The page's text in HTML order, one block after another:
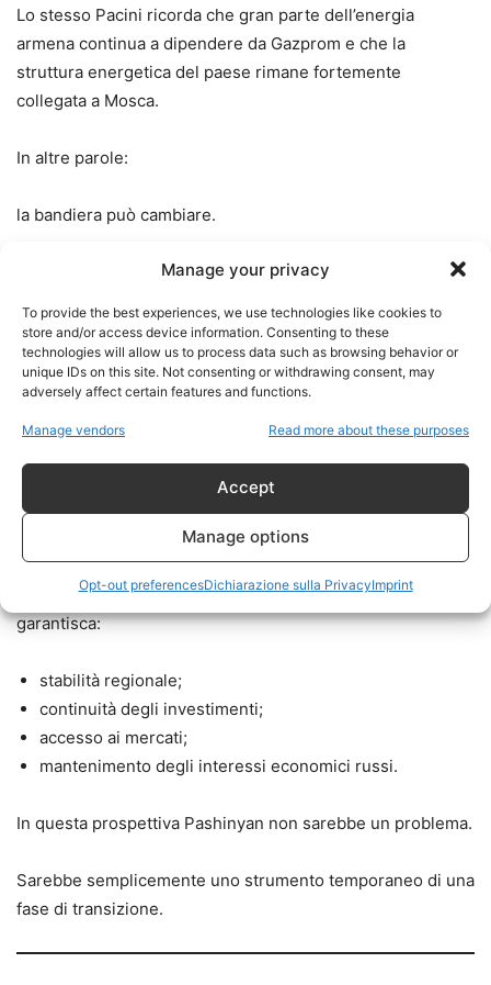
Manage your privacy
To provide the best experiences, we use technologies like cookies to
store and/or access device information. Consenting to these
technologies will allow us to process data such as browsing behavior or
unique IDs on this site. Not consenting or withdrawing consent, may
adversely affect certain features and functions.
Manage vendors Read more about these purposes
Accept
Manage options
Opt-out preferencesDichiarazione sulla PrivacyImprint
Lo stesso Pacini ricorda che gran parte dell’energia
armena continua a dipendere da Gazprom e che la
struttura energetica del paese rimane fortemente
collegata a Mosca.
In altre parole:
la bandiera può cambiare.
Gli interessi economici potrebbero rimanere.
Il sacrificio del pedone?
Una delle riflessioni più interessanti emerse nell’intervista
Pacini riporta il ragionamento di numerosi accademici ed
economisti russi secondo cui, nella logica degli scacchi
geopolitici, potrebbe essere conveniente accettare la
presenza di un leader filoeuropeo purché questo
garantisca:
stabilità regionale;
continuità degli investimenti;
accesso ai mercati;
mantenimento degli interessi economici russi.
In questa prospettiva Pashinyan non sarebbe un problema.
Sarebbe semplicemente uno strumento temporaneo di una
fase di transizione.